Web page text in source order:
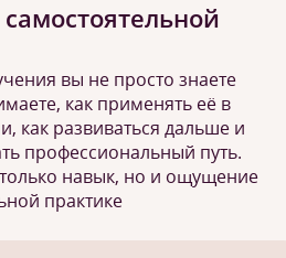
вы не просто знаете
как применять её в
как развиваться дальше и
профессиональный путь.
навык, но и ощущение
практике